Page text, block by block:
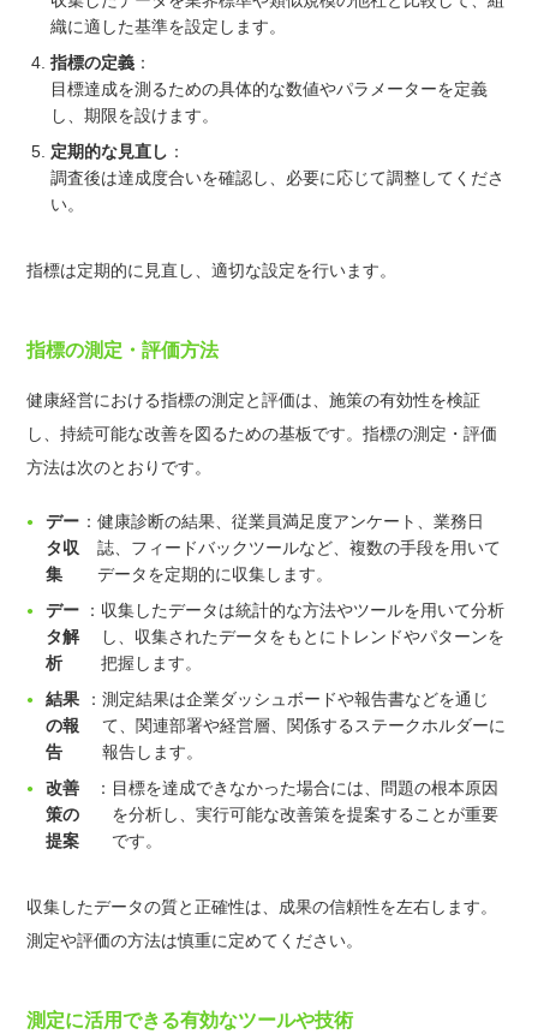
織に適した基準を設定します。
指標の定義 ：
目標達成を測るための具体的な数値やパラメーターを定義
し、期限を設けます。
定期的な見直し ：
調査後は達成度合いを確認し、必要に応じて調整してくださ
い。
指標は定期的に見直し、適切な設定を行います。
指標の測定・評価方法
健康経営における指標の測定と評価は、施策の有効性を検証
し、持続可能な改善を図るための基板です。指標の測定・評価
方法は次のとおりです。
デー
タ収
集
： 健康診断の結果、従業員満足度アンケート、業務日
誌、フィードバックツールなど、複数の手段を用いて
データを定期的に収集します。
デー
タ解
析
： 収集したデータは統計的な方法やツールを用いて分析
し、収集されたデータをもとにトレンドやパターンを
把握します。
結果
の報
告
： 測定結果は企業ダッシュボードや報告書などを通じ
て、関連部署や経営層、関係するステークホルダーに
報告します。
改善
策の
提案
： 目標を達成できなかった場合には、問題の根本原因
を分析し、実行可能な改善策を提案することが重要
です。
収集したデータの質と正確性は、成果の信頼性を左右します。
測定や評価の方法は慎重に定めてください。
測定に活用できる有効なツールや技術